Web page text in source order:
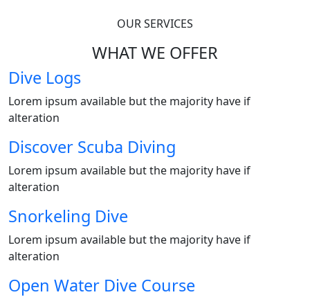
OUR SERVICES
WHAT WE OFFER
Dive Logs
Lorem ipsum available but the majority have if
alteration
Discover Scuba Diving
Lorem ipsum available but the majority have if
alteration
Snorkeling Dive
Lorem ipsum available but the majority have if
alteration
Open Water Dive Course